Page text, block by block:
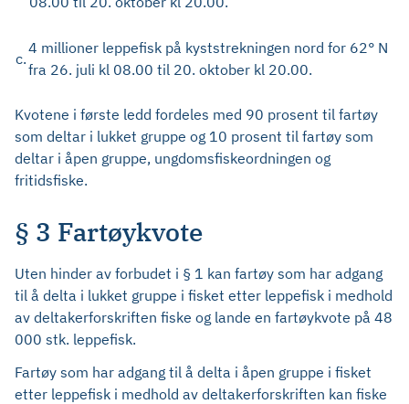
c.
4 millioner leppefisk på kyststrekningen nord for 62° N
fra 26. juli kl 08.00 til 20. oktober kl 20.00.
Kvotene i første ledd fordeles med 90 prosent til fartøy
som deltar i lukket gruppe og 10 prosent til fartøy som
deltar i åpen gruppe, ungdomsfiskeordningen og
fritidsfiske.
§ 3 Fartøykvote
Uten hinder av forbudet i § 1 kan fartøy som har adgang
til å delta i lukket gruppe i fisket etter leppefisk i medhold
av deltakerforskriften fiske og lande en fartøykvote på 48
000 stk. leppefisk.
Fartøy som har adgang til å delta i åpen gruppe i fisket
etter leppefisk i medhold av deltakerforskriften kan fiske